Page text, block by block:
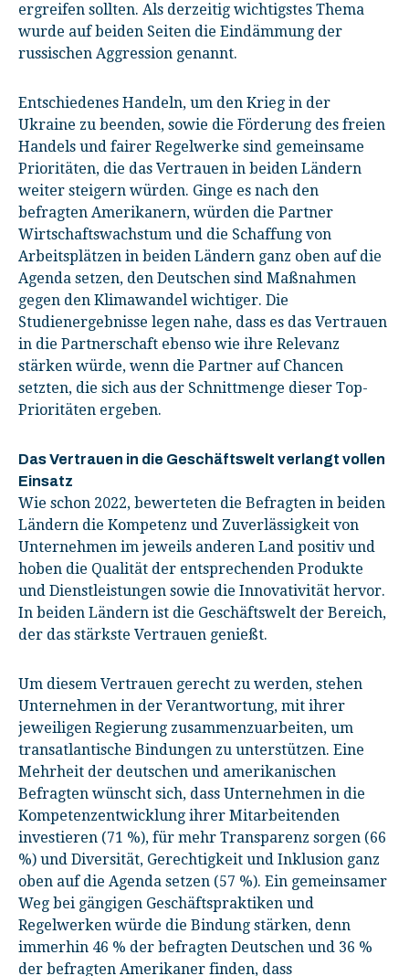
ergreifen sollten. Als derzeitig wichtigstes Thema
wurde auf beiden Seiten die Eindämmung der
russischen Aggression genannt.
Entschiedenes Handeln, um den Krieg in der
Ukraine zu beenden, sowie die Förderung des freien
Handels und fairer Regelwerke sind gemeinsame
Prioritäten, die das Vertrauen in beiden Ländern
weiter steigern würden. Ginge es nach den
befragten Amerikanern, würden die Partner
Wirtschaftswachstum und die Schaffung von
Arbeitsplätzen in beiden Ländern ganz oben auf die
Agenda setzen, den Deutschen sind Maßnahmen
gegen den Klimawandel wichtiger. Die
Studienergebnisse legen nahe, dass es das Vertrauen
in die Partnerschaft ebenso wie ihre Relevanz
stärken würde, wenn die Partner auf Chancen
setzten, die sich aus der Schnittmenge dieser Top-
Prioritäten ergeben.
Das Vertrauen in die Geschäftswelt verlangt vollen
Einsatz
Wie schon 2022, bewerteten die Befragten in beiden
Ländern die Kompetenz und Zuverlässigkeit von
Unternehmen im jeweils anderen Land positiv und
hoben die Qualität der entsprechenden Produkte
und Dienstleistungen sowie die Innovativität hervor.
In beiden Ländern ist die Geschäftswelt der Bereich,
der das stärkste Vertrauen genießt.
Um diesem Vertrauen gerecht zu werden, stehen
Unternehmen in der Verantwortung, mit ihrer
jeweiligen Regierung zusammenzuarbeiten, um
transatlantische Bindungen zu unterstützen. Eine
Mehrheit der deutschen und amerikanischen
Befragten wünscht sich, dass Unternehmen in die
Kompetenzentwicklung ihrer Mitarbeitenden
investieren (71 %), für mehr Transparenz sorgen (66
%) und Diversität, Gerechtigkeit und Inklusion ganz
oben auf die Agenda setzen (57 %). Ein gemeinsamer
Weg bei gängigen Geschäftspraktiken und
Regelwerken würde die Bindung stärken, denn
immerhin 46 % der befragten Deutschen und 36 %
der befragten Amerikaner finden, dass